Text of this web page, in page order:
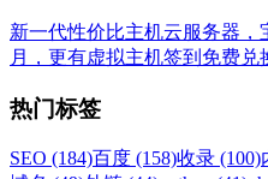
新一代性价比主机云服务器，
月，更有虚拟主机签到免费兑
热门标签
SEO (184)百度 (158)收录 (100)